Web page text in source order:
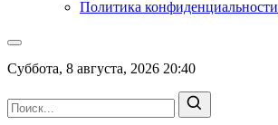
Политика конфиденциальности
Суббота, 8 августа, 2026 20:40